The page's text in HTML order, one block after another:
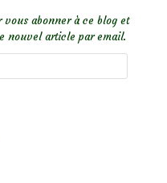
vous abonner à ce blog et
nouvel article par email.